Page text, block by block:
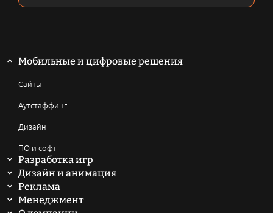
Мобильные и цифровые решения
Сайты
Аутстаффинг
Дизайн
ПО и софт
Разработка игр
Мобильные игры
Компьютерные игры
Дизайн и анимация
2D анимация
3D анимация
Реклама
SEO продвижение сайтов
Менеджмент